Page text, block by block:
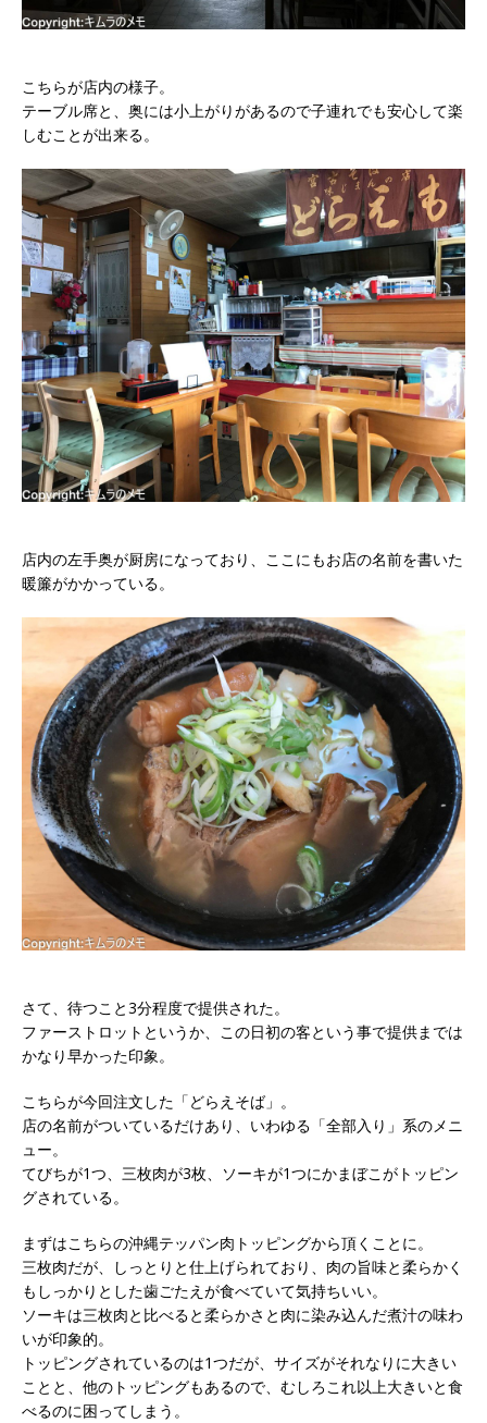
こちらが店内の様子。
テーブル席と、奥には小上がりがあるので子連れでも安心して楽
しむことが出来る。
店内の左手奥が厨房になっており、ここにもお店の名前を書いた
暖簾がかかっている。
さて、待つこと3分程度で提供された。
ファーストロットというか、この日初の客という事で提供までは
かなり早かった印象。
こちらが今回注文した「どらえそば」。
店の名前がついているだけあり、いわゆる「全部入り」系のメニ
ュー。
てびちが1つ、三枚肉が3枚、ソーキが1つにかまぼこがトッピン
グされている。
まずはこちらの沖縄テッパン肉トッピングから頂くことに。
三枚肉だが、しっとりと仕上げられており、肉の旨味と柔らかく
もしっかりとした歯ごたえが食べていて気持ちいい。
ソーキは三枚肉と比べると柔らかさと肉に染み込んだ煮汁の味わ
いが印象的。
トッピングされているのは1つだが、サイズがそれなりに大きい
ことと、他のトッピングもあるので、むしろこれ以上大きいと食
べるのに困ってしまう。